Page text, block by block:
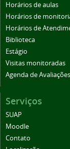
Horários de aulas
Horários de
Horários de
Biblioteca
Estágio
Visitas monitoradas
Agenda de Avaliações
Serviços
SUAP
Moodle
Contato